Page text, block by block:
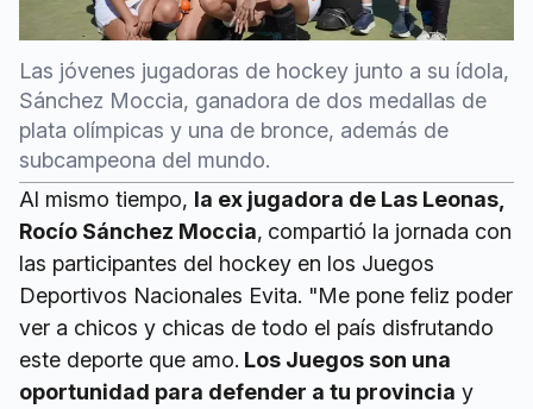
Las jóvenes jugadoras de hockey junto a su ídola,
Sánchez Moccia, ganadora de dos medallas de
plata olímpicas y una de bronce, además de
subcampeona del mundo.
Al mismo tiempo, la ex jugadora de Las Leonas,
Rocío Sánchez Moccia, compartió la jornada con
las participantes del hockey en los Juegos
Deportivos Nacionales Evita. "Me pone feliz poder
ver a chicos y chicas de todo el país disfrutando
este deporte que amo. Los Juegos son una
oportunidad para defender a tu provincia y